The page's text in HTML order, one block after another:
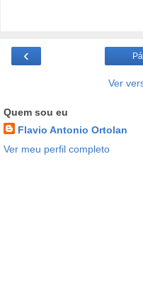
‹
Ver
Quem sou eu
Flavio Antonio Ortolan
Ver meu perfil completo